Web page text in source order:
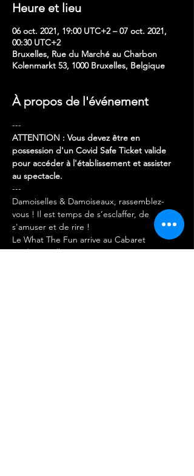
Heure et lieu
06 oct. 2021, 19:00 UTC+2 – 07 oct. 2021,
00:30 UTC+2
Bruxelles, Rue du Marché au Charbon
Kolenmarkt 53, 1000 Bruxelles, Belgique
À propos de l'événement
---
ATTENTION : Vous devez être en
possession d'un Covid Safe Ticket valide
pour accéder à l'établissement et assister
au spectacle.
---
Damoiselles & Damoiseaux, rassemblez-
vous ! Il est temps de s’esclaffer, de
s'amuser et de rire !
Le What The Fun arrive au Cabaret
Mademoiselle pour vous proposer une